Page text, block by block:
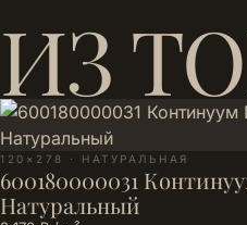
ИЗ
120×278 · НАТУРАЛЬНАЯ
600180000031
Натуральный